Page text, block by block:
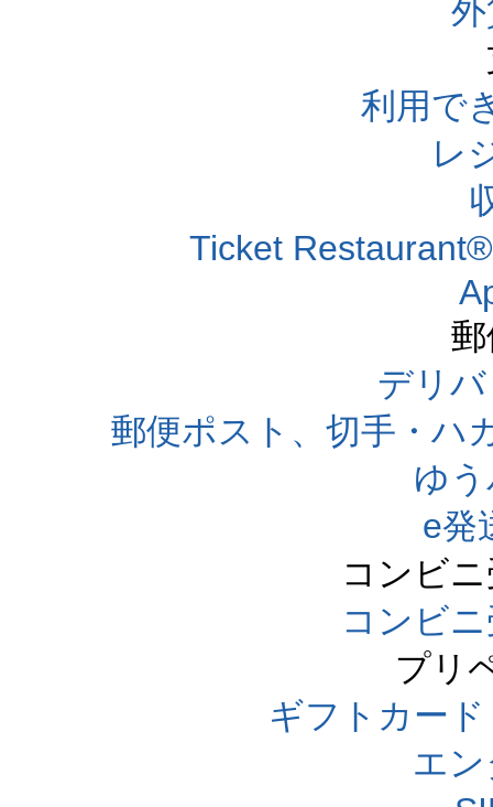
利用で
レ
Ticket
デリ
郵便ポスト、切手・ハ
ゆ
e発
コンビ
コンビ
プリ
ギフトカー
エ